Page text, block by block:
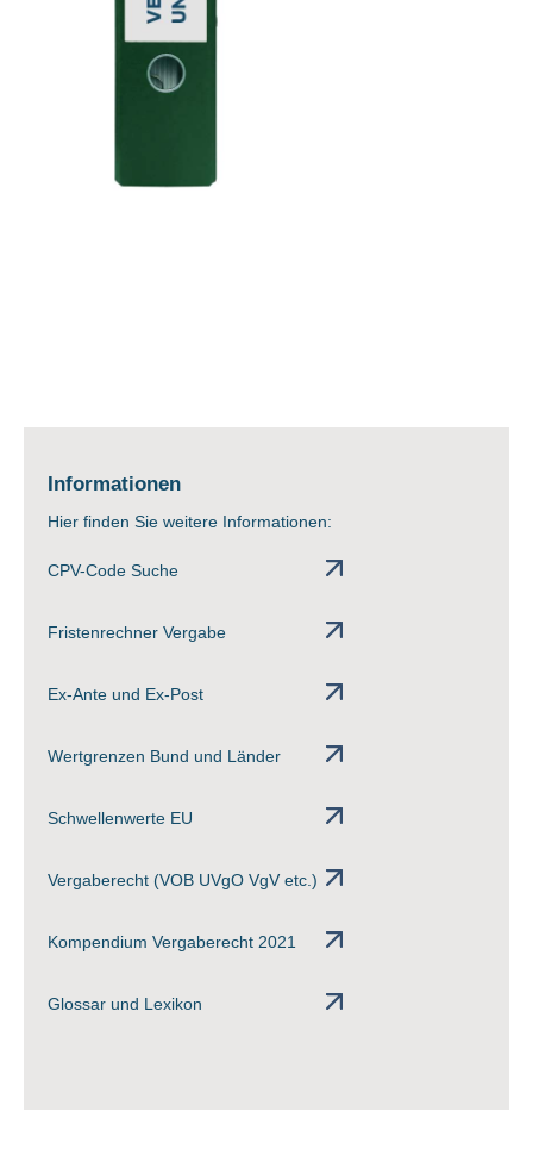
Informationen
Hier finden Sie weitere Informationen:
CPV-Code Suche
Fristenrechner Vergabe
Ex-Ante und Ex-Post
Wertgrenzen Bund und Länder
Schwellenwerte EU
Vergaberecht (VOB UVgO VgV etc.)
Kompendium Vergaberecht 2021
Glossar und Lexikon